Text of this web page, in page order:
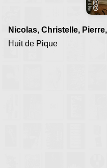
Nicolas, Christelle,
Huit de Pique